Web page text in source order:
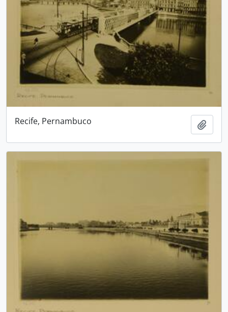
Recife, Pernambuco